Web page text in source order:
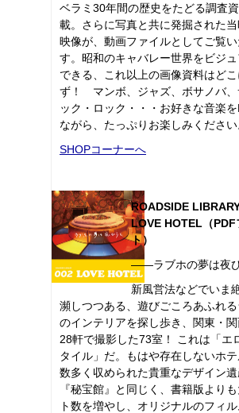
ベラミ30年間の歴史をたどる調査
載。さらに写真と共に発掘された当
映像が、動画ファイルとしてご覧い
す。昭和のキャバレー世界をビジ
できる、これ以上の画像資料はど
ず！ マンボ、ジャズ、ボサノバ、
ック・ロック・・・お好きな音楽
ながら、たっぷりお楽しみください
SHOPコーナーへ
ROADSIDE
LOVE HOTEL（PDF
ト）
――ラブホの夢は夜
新風営法などでいま
瀕しつつある、遊びごころあふれ
のインテリアを探し歩き、関東・
28軒で撮影した73室！ これは「エ
タイル」だ。もはや存在しないホ
数多く収められた貴重なデザイン遺
『秘宝館』と同じく、書籍版より
ト数を増やし、オリジナルのフィ